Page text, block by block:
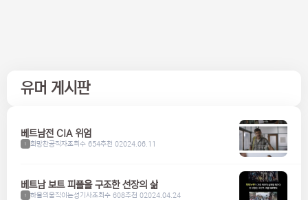
유머 게시판
베트남전 CIA 위엄
1 희망찬공직자조회수 654추천 02024.06.11
베트남 보트 피플을 구조한 선장의 삶
1 하울의움직이는성기사조회수 608추천 02024.04.24